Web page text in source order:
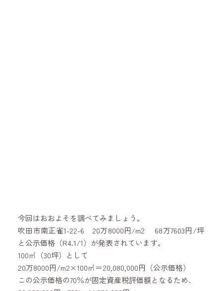
今回はおおよそを調べてみましょう。
吹田市南正雀1-22-6 20万8000円/m2 68万7603円/坪
と公示価格（R4.1/1）が発表されています。
100㎡（30坪）として
20万8000円/m2×100㎡＝20,080,000円（公示価格）
この公示価格の70％が固定資産税評価額となるため、